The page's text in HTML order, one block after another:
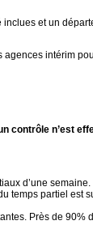
et un
agences intérim
contrôle n’est
d’une semaine.
temps partiel est
Près de 90%